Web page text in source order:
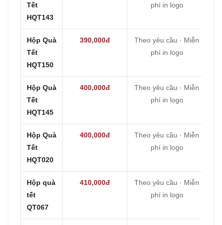
Tết
HQT143
phí in logo
Hộp Quà
Tết
HQT150
390,000đ
Theo yêu cầu · Miễn
phí in logo
Hộp Quà
Tết
HQT145
400,000đ
Theo yêu cầu · Miễn
phí in logo
Hộp Quà
Tết
HQT020
400,000đ
Theo yêu cầu · Miễn
phí in logo
Hộp quà
tết
QT067
410,000đ
Theo yêu cầu · Miễn
phí in logo